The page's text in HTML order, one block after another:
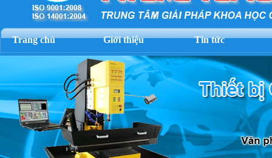
Trang chủ Giới thiệu Tin tức